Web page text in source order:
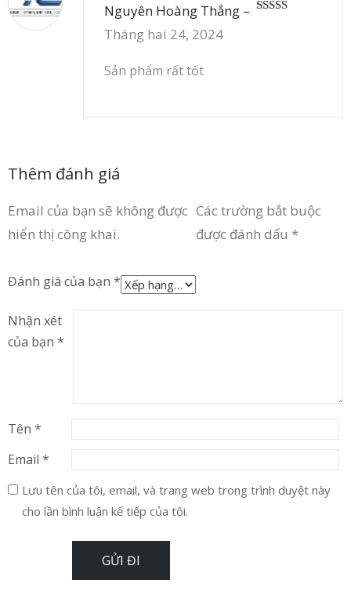
Nguyên Hoàng Thắng –
Tháng hai 24, 2024
Sản phẩm rất tốt
Thêm đánh giá
Email của bạn sẽ không được
hiển thị công khai.
Các trường bắt buộc
được đánh dấu *
Đánh giá của bạn *
Nhận xét
của bạn *
Tên *
Email *
Lưu tên của tôi, email, và trang web trong trình duyệt này
cho lần bình luận kế tiếp của tôi.